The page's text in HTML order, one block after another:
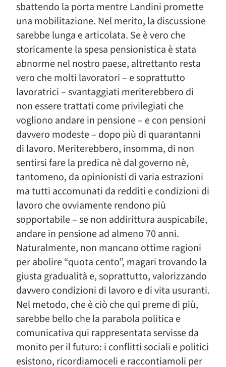
sbattendo la porta mentre Landini promette
una mobilitazione. Nel merito, la discussione
sarebbe lunga e articolata. Se è vero che
storicamente la spesa pensionistica è stata
abnorme nel nostro paese, altrettanto resta
vero che molti lavoratori – e soprattutto
lavoratrici – svantaggiati meriterebbero di
non essere trattati come privilegiati che
vogliono andare in pensione – e con pensioni
davvero modeste – dopo più di quarantanni
di lavoro. Meriterebbero, insomma, di non
sentirsi fare la predica nè dal governo nè,
tantomeno, da opinionisti di varia estrazioni
ma tutti accomunati da redditi e condizioni di
lavoro che ovviamente rendono più
sopportabile – se non addirittura auspicabile,
andare in pensione ad almeno 70 anni.
Naturalmente, non mancano ottime ragioni
per abolire “quota cento”, magari trovando la
giusta gradualità e, soprattutto, valorizzando
davvero condizioni di lavoro e di vita usuranti.
Nel metodo, che è ciò che qui preme di più,
sarebbe bello che la parabola politica e
comunicativa qui rappresentata servisse da
monito per il futuro: i conflitti sociali e politici
esistono, ricordiamoceli e raccontiamoli per